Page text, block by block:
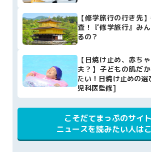
【修学旅行の行き先
査！『修学旅行』み
るの？
【日焼け止め、赤ち
夫？】子どもの肌だ
たい！日焼け止めの
児科医監修]
こそだてまっぷのサイ
ニュースを読みたい人は